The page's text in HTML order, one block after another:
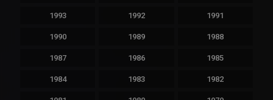
1993 1992 1991
1990 1989 1988
1987 1986 1985
1984 1983 1982